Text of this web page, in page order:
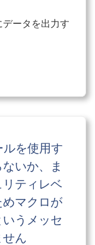
ータを出力す
を使用す
いか、ま
ティレベ
マクロが
うメッセ
ん